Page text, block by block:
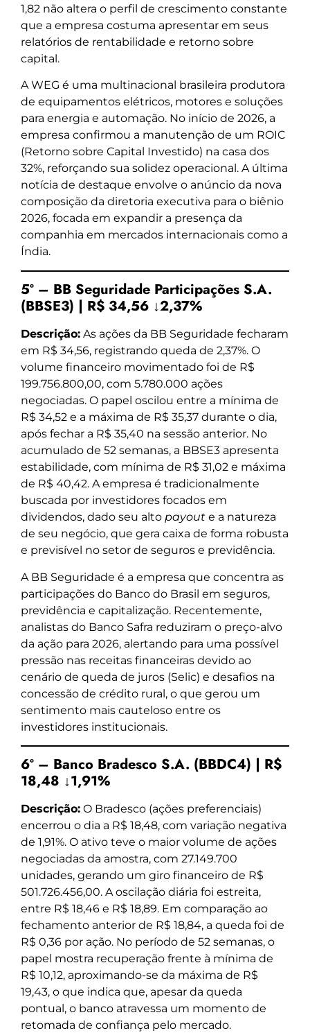
1,82 não altera o perfil de crescimento constante
que a empresa costuma apresentar em seus
relatórios de rentabilidade e retorno sobre
capital.
A WEG é uma multinacional brasileira produtora
de equipamentos elétricos, motores e soluções
para energia e automação. No início de 2026, a
empresa confirmou a manutenção de um ROIC
(Retorno sobre Capital Investido) na casa dos
32%, reforçando sua solidez operacional. A última
notícia de destaque envolve o anúncio da nova
composição da diretoria executiva para o biênio
2026, focada em expandir a presença da
companhia em mercados internacionais como a
Índia.
5º – BB Seguridade Participações S.A.
(BBSE3) | R$ 34,56 ↓2,37%
Descrição: As ações da BB Seguridade fecharam
em R$ 34,56, registrando queda de 2,37%. O
volume financeiro movimentado foi de R$
199.756.800,00, com 5.780.000 ações
negociadas. O papel oscilou entre a mínima de
R$ 34,52 e a máxima de R$ 35,37 durante o dia,
após fechar a R$ 35,40 na sessão anterior. No
acumulado de 52 semanas, a BBSE3 apresenta
estabilidade, com mínima de R$ 31,02 e máxima
de R$ 40,42. A empresa é tradicionalmente
buscada por investidores focados em
dividendos, dado seu alto payout e a natureza
de seu negócio, que gera caixa de forma robusta
e previsível no setor de seguros e previdência.
A BB Seguridade é a empresa que concentra as
participações do Banco do Brasil em seguros,
previdência e capitalização. Recentemente,
analistas do Banco Safra reduziram o preço-alvo
da ação para 2026, alertando para uma possível
pressão nas receitas financeiras devido ao
cenário de queda de juros (Selic) e desafios na
concessão de crédito rural, o que gerou um
sentimento mais cauteloso entre os
investidores institucionais.
6º – Banco Bradesco S.A. (BBDC4) | R$
18,48 ↓1,91%
Descrição: O Bradesco (ações preferenciais)
encerrou o dia a R$ 18,48, com variação negativa
de 1,91%. O ativo teve o maior volume de ações
negociadas da amostra, com 27.149.700
unidades, gerando um giro financeiro de R$
501.726.456,00. A oscilação diária foi estreita,
entre R$ 18,46 e R$ 18,89. Em comparação ao
fechamento anterior de R$ 18,84, a queda foi de
R$ 0,36 por ação. No período de 52 semanas, o
papel mostra recuperação frente à mínima de
R$ 10,12, aproximando-se da máxima de R$
19,43, o que indica que, apesar da queda
pontual, o banco atravessa um momento de
retomada de confiança pelo mercado.